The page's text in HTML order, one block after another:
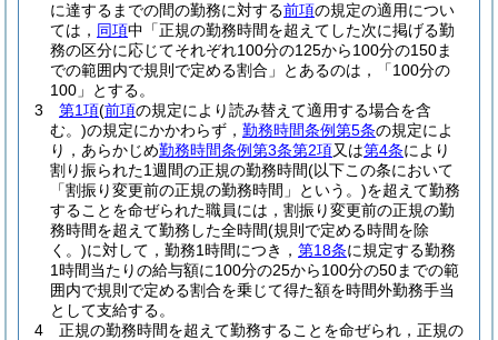
に達するまでの間の勤務に対する前項の規定の適用につい
ては， 同項中「正規の勤務時間を超えてした次に掲げる勤
務の区分に応じてそれぞれ100分の125から100分の150ま
での範囲内で規則で定める割合」とあるのは，「100分の
100」とする。
3
第1項(前項の規定により読み替えて適用する場合を含
む。)の規定にかかわらず， 勤務時間条例第5条の規定によ
り，あらかじめ勤務時間条例第3条第2項又は第4条により
割り振られた1週間の正規の勤務時間(以下この条において
「割振り変更前の正規の勤務時間」という。)を超えて勤務
することを命ぜられた職員には，割振り変更前の正規の勤
務時間を超えて勤務した全時間(規則で定める時間を除
く。)に対して，勤務1時間につき， 第18条に規定する勤務
1時間当たりの給与額に100分の25から100分の50までの範
囲内で規則で定める割合を乗じて得た額を時間外勤務手当
として支給する。
4
正規の勤務時間を超えて勤務することを命ぜられ，正規の